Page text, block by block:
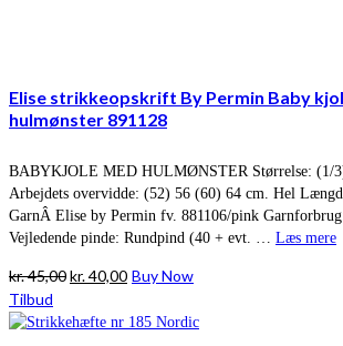
Elise strikkeopskrift By Permin Baby
hulmønster 891128
BABYKJOLE MED HULMØNSTER Størrelse: (1/
Arbejdets overvidde: (52) 56 (60) 64 cm. Hel
GarnÂ Elise by Permin fv. 881106/pink
Vejledende pinde: Rundpind (40 + evt. … Læs mere
kr.45,00Den
pris
kr.40,00Den
pris
Buy Now
Tilbud